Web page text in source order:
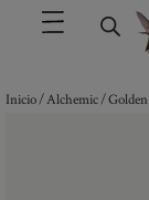
Inicio/Alchemic/Golden